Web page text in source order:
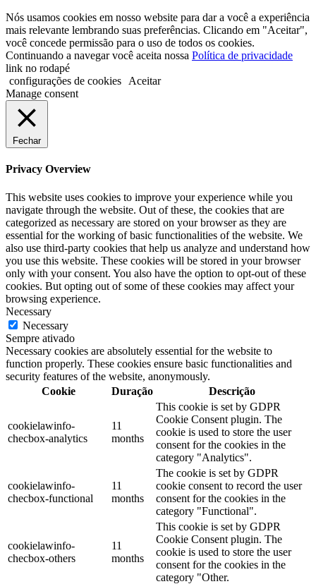
Nós usamos cookies em nosso website para dar a você a experiência
mais relevante lembrando suas preferências. Clicando em "Aceitar",
você concede permissão para o uso de todos os cookies.
Continuando a navegar você aceita nossa Política de privacidade
link no rodapé
configurações de cookies
Aceitar
Manage consent
Fechar
Privacy Overview
This website uses cookies to improve your experience while you
navigate through the website. Out of these, the cookies that are
categorized as necessary are stored on your browser as they are
essential for the working of basic functionalities of the website. We
also use third-party cookies that help us analyze and understand how
you use this website. These cookies will be stored in your browser
only with your consent. You also have the option to opt-out of these
cookies. But opting out of some of these cookies may affect your
browsing experience.
Necessary
Necessary
Sempre ativado
Necessary cookies are absolutely essential for the website to
function properly. These cookies ensure basic functionalities and
security features of the website, anonymously.
Cookie
Duração Descrição
cookielawinfo-
checbox-analytics
11
months
This cookie is set by GDPR
Cookie Consent plugin. The
cookie is used to store the user
consent for the cookies in the
category "Analytics".
cookielawinfo-
checbox-functional
11
months
The cookie is set by GDPR
cookie consent to record the user
consent for the cookies in the
category "Functional".
cookielawinfo-
checbox-others
11
months
This cookie is set by GDPR
Cookie Consent plugin. The
cookie is used to store the user
consent for the cookies in the
category "Other.